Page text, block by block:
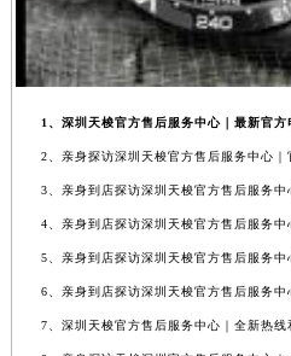
1、深圳天梭官方售后服务中心｜最新官
2、亲身探访深圳天梭官方售后服务中心
3、亲身到店探访深圳天梭官方售后服务
4、亲身到店探访深圳天梭官方售后服务
5、亲身到店探访深圳天梭官方售后服务
6、亲身到店探访深圳天梭官方售后服务
7、深圳天梭官方售后服务中心｜全新热